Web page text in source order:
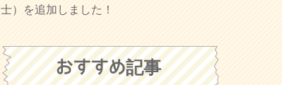
士）を追加しました！
おすすめ記事